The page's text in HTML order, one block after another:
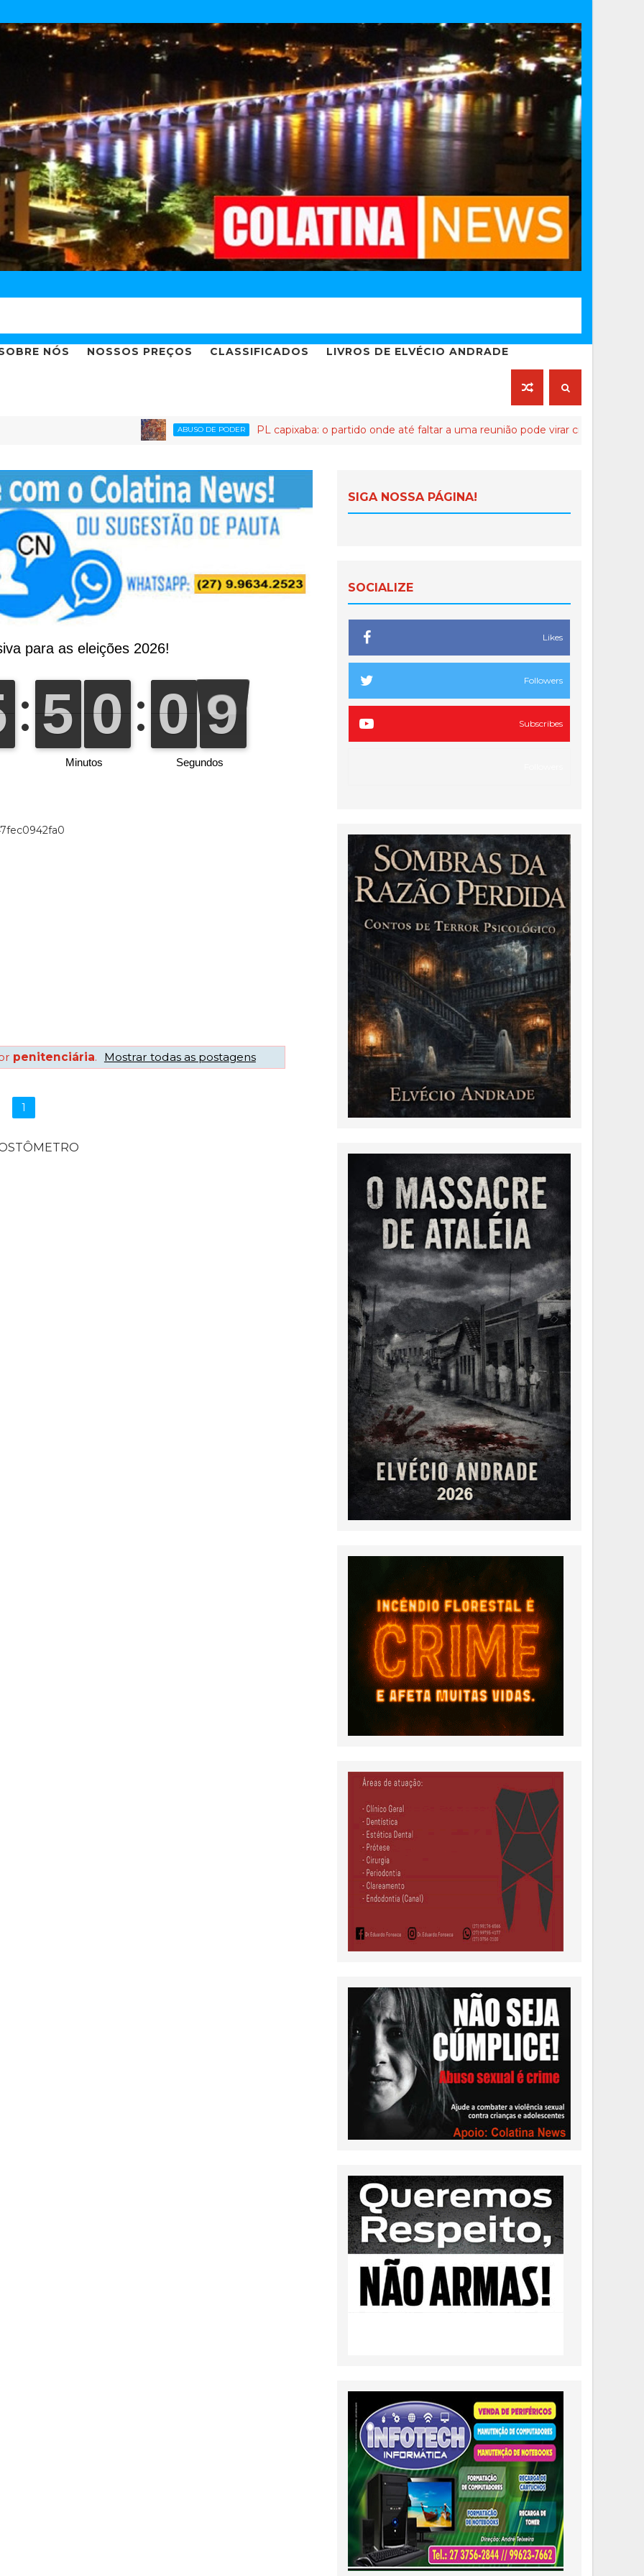
NÓS NOSSOS PREÇOS CLASSIFICADOS LIVROS DE ELVÉCIO ANDRADE
ABUSO DE PODER PL capixaba: o partido onde até faltar a uma reunião pode virar crime de lesa-Malta
penitenciária. Mostrar todas as postagens
1
SIGA NOSSA PÁGINA!
SOCIALIZE
Likes
Followers
Subscribes